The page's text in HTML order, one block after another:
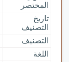
المختصر
تاريخ
التصنيف
التصنيف
اللغة